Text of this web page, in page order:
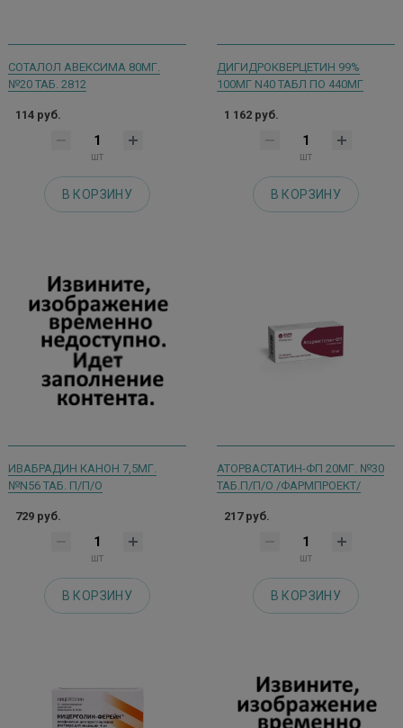
СОТАЛОЛ АВЕКСИМА 80МГ.
№20 ТАБ. 2812
114 руб.
шт
В КОРЗИНУ
ДИГИДРОКВЕРЦЕТИН 99%
100МГ N40 ТАБЛ ПО 440МГ
1 162 руб.
шт
В КОРЗИНУ
ИВАБРАДИН КАНОН 7,5МГ.
№N56 ТАБ. П/П/О
729 руб.
шт
В КОРЗИНУ
АТОРВАСТАТИН-ФП 20МГ. №30
ТАБ.П/П/О /ФАРМПРОЕКТ/
217 руб.
шт
В КОРЗИНУ